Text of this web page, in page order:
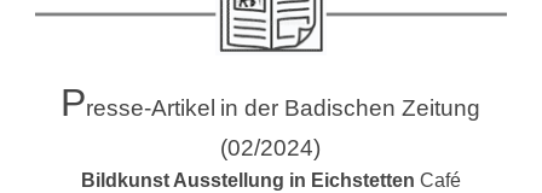
Presse-Artikel in der Badischen Zeitung
(02/2024)
Bildkunst Ausstellung in Eichstetten Café